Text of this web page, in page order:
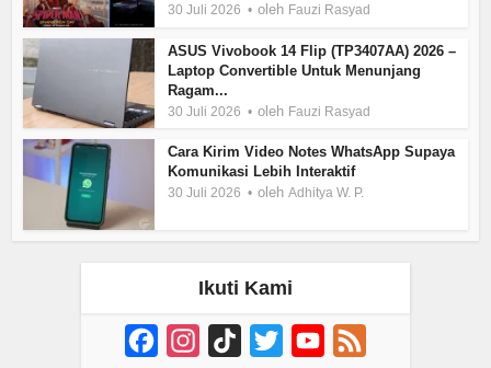
30 Juli 2026 oleh Fauzi Rasyad
ASUS Vivobook 14 Flip (TP3407AA) 2026 –
Laptop Convertible Untuk Menunjang
Ragam...
30 Juli 2026 oleh Fauzi Rasyad
Cara Kirim Video Notes WhatsApp Supaya
Komunikasi Lebih Interaktif
30 Juli 2026 olehAdhitya W. P.
Ikuti Kami
FacebookInstagram
TikTok Twitter YouTube